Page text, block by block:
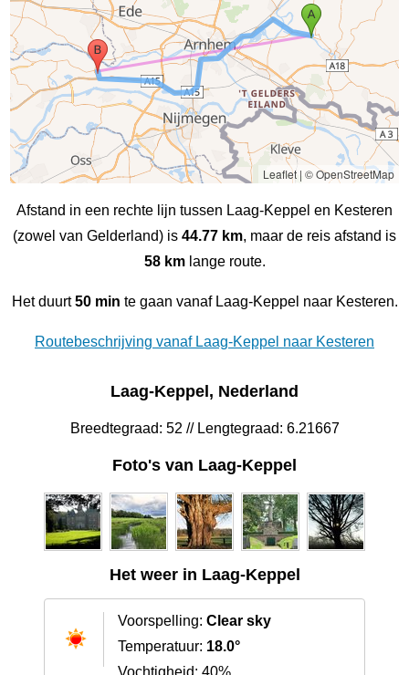
Leaflet| © OpenStreetMap
Afstand in een rechte lijn tussen Laag-Keppel en Kesteren
(zowel van Gelderland) is 44.77 km, maar de reis afstand is
58 kmlange route.
Het duurt50 min te gaan vanaf Laag-Keppel naar Kesteren.
Routebeschrijving vanaf Laag-Keppel naar Kesteren
Laag-Keppel, Nederland
Breedtegraad: 52 // Lengtegraad: 6.21667
Foto's van Laag-Keppel
Het weer in Laag-Keppel
Voorspelling: Clear sky
Temperatuur: 18.0°